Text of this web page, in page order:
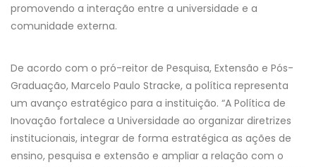
promovendo a interação entre a universidade e a
comunidade externa.
De acordo com o pró-reitor de Pesquisa, Extensão e Pós-
Graduação, Marcelo Paulo Stracke, a política representa
um avanço estratégico para a instituição. “A Política de
Inovação fortalece a Universidade ao organizar diretrizes
institucionais, integrar de forma estratégica as ações de
ensino, pesquisa e extensão e ampliar a relação com o